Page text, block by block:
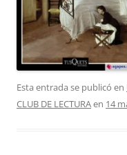
Esta entrada se publicó en
CLUB DE LECTURAen 14